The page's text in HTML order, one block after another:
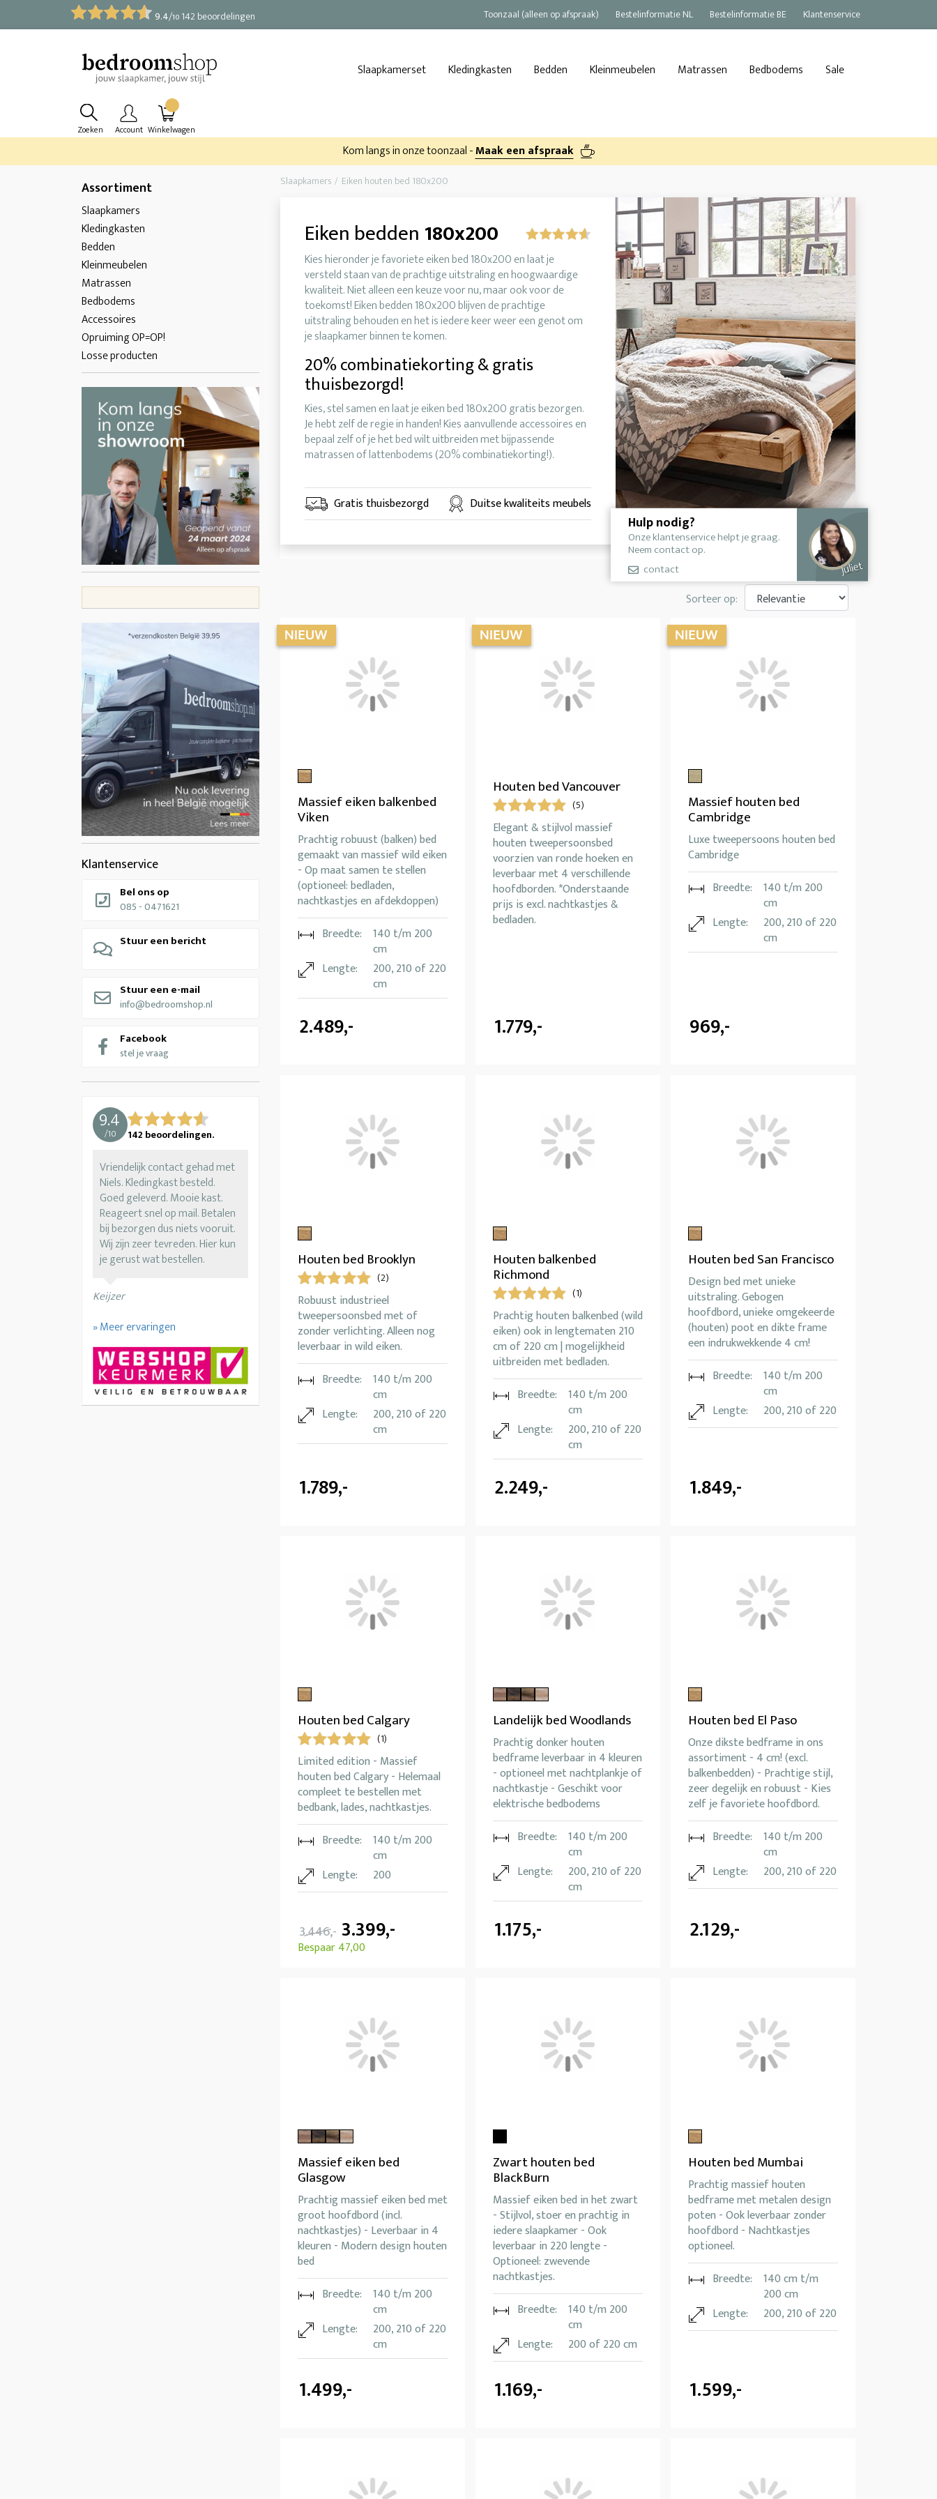
9.4/10 142 beoordelingen Toonzaal (alleen op afspraak) Bestelinformatie NL Bestelinformatie BE Klantenservice
Slaapkamerset Kledingkasten Bedden Kleinmeubelen Matrassen Bedbodems Sale
Zoeken Account Winkelwagen
Kom langs in onze toonzaal -Maak een afspraak
Assortiment
Slaapkamers
Kledingkasten
Bedden
Kleinmeubelen
Matrassen
Bedbodems
Accessoires
Opruiming OP=OP!
Losse producten
Klantenservice
Bel ons op
085 - 0471621
Stuur een bericht
Stuur een e-mail
info@bedroomshop.nl
Facebook
stel je vraag
9.4
/10 142 beoordelingen.
Vriendelijk contact gehad met
Niels. Kledingkast besteld.
Goed geleverd. Mooie kast.
Reageert snel op mail. Betalen
bij bezorgen dus niets vooruit.
Wij zijn zeer tevreden. Hier kun
je gerust wat bestellen.
Keijzer
» Meer ervaringen
Slaapkamers Eiken houten bed 180x200
Eiken bedden180x200
Kies hieronder je favoriete eiken bed 180x200 en laat je
versteld staan van de prachtige uitstraling en hoogwaardige
kwaliteit. Niet alleen een keuze voor nu, maar ook voor de
toekomst! Eiken bedden 180x200 blijven de prachtige
uitstraling behouden en het is iedere keer weer een genot om
je slaapkamer binnen te komen.
20% combinatiekorting & gratis
thuisbezorgd!
Kies, stel samen en laat je eiken bed 180x200 gratis bezorgen.
Je hebt zelf de regie in handen! Kies aanvullende accessoires en
bepaal zelf of je het bed wilt uitbreiden met bijpassende
matrassen of lattenbodems (20% combinatiekorting!).
Gratis thuisbezorgd Duitse kwaliteits meubels
Hulp nodig?
Onze klantenservice helpt je graag.
Neem contact op.
contact
Juliet
Sorteer op:
Massief eiken balkenbed
Viken
Prachtig robuust (balken) bed
gemaakt van massief wild eiken
- Op maat samen te stellen
(optioneel: bedladen,
nachtkastjes en afdekdoppen)
Breedte:
140 t/m 200
cm
Lengte:
200, 210 of 220
cm
2.489,-
Houten bed Vancouver
(5)
Elegant & stijlvol massief
houten tweepersoonsbed
voorzien van ronde hoeken en
leverbaar met 4 verschillende
hoofdborden. *Onderstaande
prijs is excl. nachtkastjes &
bedladen.
1.779,-
Massief houten bed
Cambridge
Luxe tweepersoons houten bed
Cambridge
Breedte:
140 t/m 200
cm
Lengte:
200, 210 of 220
cm
969,-
Houten bed Brooklyn
(2)
Robuust industrieel
tweepersoonsbed met of
zonder verlichting. Alleen nog
leverbaar in wild eiken.
Breedte:
140 t/m 200
cm
Lengte:
200, 210 of 220
cm
1.789,-
Houten balkenbed
Richmond
(1)
Prachtig houten balkenbed (wild
eiken) ook in lengtematen 210
cm of 220 cm | mogelijkheid
uitbreiden met bedladen.
Breedte:
140 t/m 200
cm
Lengte:
200, 210 of 220
cm
2.249,-
Houten bed San Francisco
Design bed met unieke
uitstraling. Gebogen
hoofdbord, unieke omgekeerde
(houten) poot en dikte frame
een indrukwekkende 4 cm!
Breedte:
140 t/m 200
cm
Lengte:
200, 210 of 220
1.849,-
Houten bed Calgary
(1)
Limited edition - Massief
houten bed Calgary - Helemaal
compleet te bestellen met
bedbank, lades, nachtkastjes.
Breedte:
140 t/m 200
cm
Lengte:
200
3.446,- 3.399,-
Bespaar 47,00
Landelijk bed Woodlands
Prachtig donker houten
bedframe leverbaar in 4 kleuren
- optioneel met nachtplankje of
nachtkastje - Geschikt voor
elektrische bedbodems
Breedte:
140 t/m 200
cm
Lengte:
200, 210 of 220
cm
1.175,-
Houten bed El Paso
Onze dikste bedframe in ons
assortiment - 4 cm! (excl.
balkenbedden) - Prachtige stijl,
zeer degelijk en robuust - Kies
zelf je favoriete hoofdbord.
Breedte:
140 t/m 200
cm
Lengte:
200, 210 of 220
2.129,-
Massief eiken bed
Glasgow
Prachtig massief eiken bed met
groot hoofdbord (incl.
nachtkastjes) - Leverbaar in 4
kleuren - Modern design houten
bed
Breedte:
140 t/m 200
cm
Lengte:
200, 210 of 220
cm
1.499,-
Zwart houten bed
BlackBurn
Massief eiken bed in het zwart
- Stijlvol, stoer en prachtig in
iedere slaapkamer - Ook
leverbaar in 220 lengte -
Optioneel: zwevende
nachtkastjes.
Breedte:
140 t/m 200
cm
Lengte:
200 of 220 cm
1.169,-
Houten bed Mumbai
Prachtig massief houten
bedframe met metalen design
poten - Ook leverbaar zonder
hoofdbord - Nachtkastjes
optioneel.
Breedte:
140 cm t/m
200 cm
Lengte:
200, 210 of 220
1.599,-